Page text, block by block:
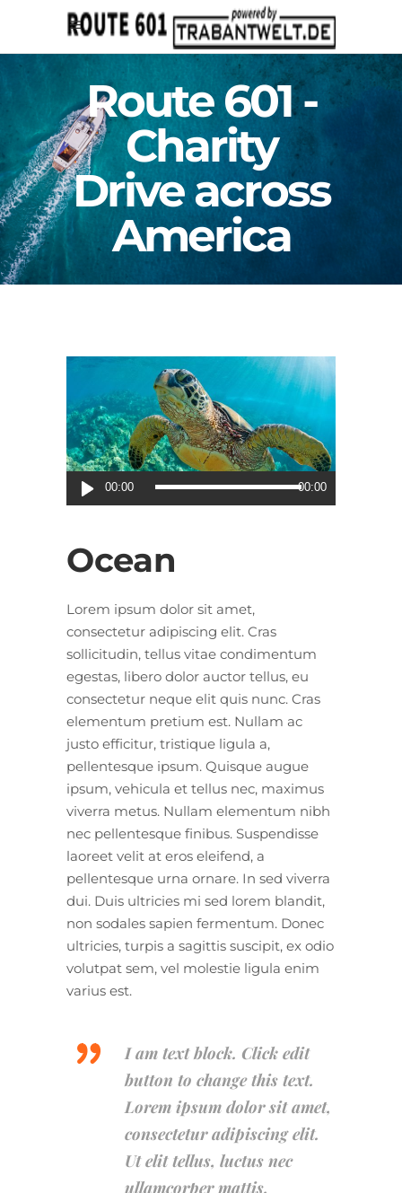
Route 601 -
Charity
Drive across
America
Audio-
Player
00:00 00:00
Ocean
Lorem ipsum dolor sit amet,
consectetur adipiscing elit. Cras
sollicitudin, tellus vitae condimentum
egestas, libero dolor auctor tellus, eu
consectetur neque elit quis nunc. Cras
elementum pretium est. Nullam ac
justo efficitur, tristique ligula a,
pellentesque ipsum. Quisque augue
ipsum, vehicula et tellus nec, maximus
viverra metus. Nullam elementum nibh
nec pellentesque finibus. Suspendisse
laoreet velit at eros eleifend, a
pellentesque urna ornare. In sed viverra
dui. Duis ultricies mi sed lorem blandit,
non sodales sapien fermentum. Donec
ultricies, turpis a sagittis suscipit, ex odio
volutpat sem, vel molestie ligula enim
varius est.
I am text block. Click edit
button to change this text.
Lorem ipsum dolor sit amet,
consectetur adipiscing elit.
Ut elit tellus, luctus nec
ullamcorper mattis,